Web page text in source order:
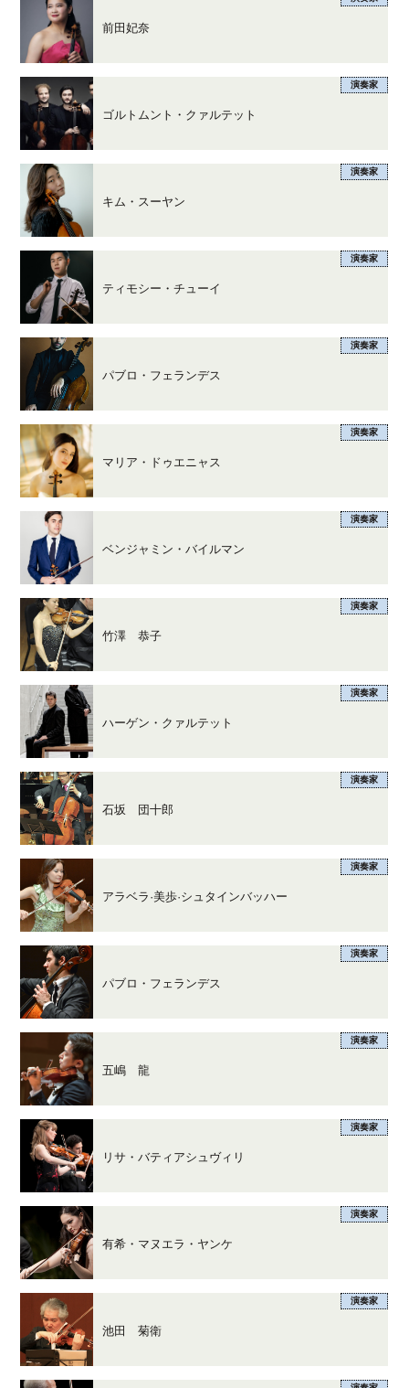
前田妃奈
演奏家
ゴルトムント・クァルテット
演奏家
キム・スーヤン
演奏家
ティモシー・チューイ
演奏家
パブロ・フェランデス
演奏家
マリア・ドゥエニャス
演奏家
ベンジャミン・バイルマン
演奏家
竹澤 恭子
演奏家
ハーゲン・クァルテット
演奏家
石坂 団十郎
演奏家
アラベラ·美歩·シュタインバッハー
演奏家
パブロ・フェランデス
演奏家
五嶋 龍
演奏家
リサ・バティアシュヴィリ
演奏家
有希・マヌエラ・ヤンケ
演奏家
池田 菊衛